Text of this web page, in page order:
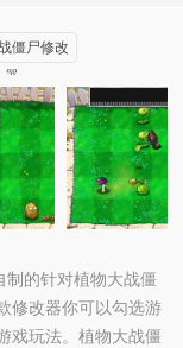
僵尸修改
器
的针对植物大战僵
修改器你可以勾选游
戏玩法。植物大战僵